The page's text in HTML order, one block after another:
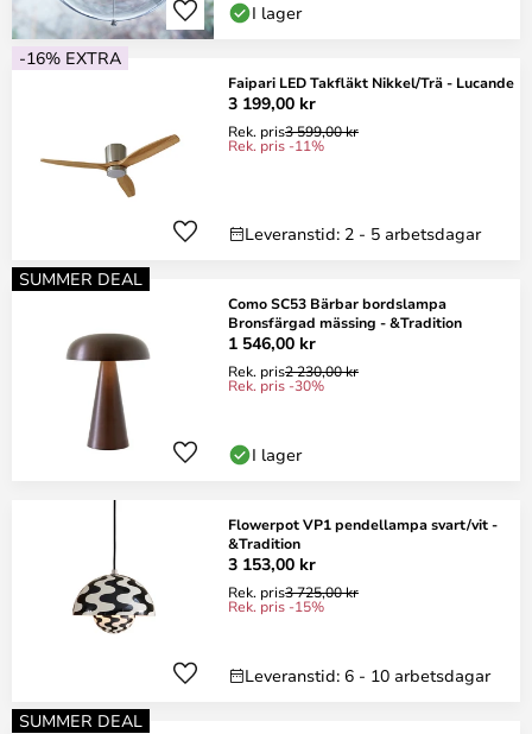
I lager
-16% EXTRA
Faipari LED Takfläkt Nikkel/Trä - Lucande
3 199,00 kr
Rek. pris3 599,00 kr
Rek. pris -11%
Leveranstid: 2 - 5 arbetsdagar
SUMMER DEAL
Como SC53 Bärbar bordslampa
Bronsfärgad mässing - &Tradition
1 546,00 kr
Rek. pris2 230,00 kr
Rek. pris -30%
I lager
Flowerpot VP1 pendellampa svart/vit -
&Tradition
3 153,00 kr
Rek. pris3 725,00 kr
Rek. pris -15%
Leveranstid: 6 - 10 arbetsdagar
SUMMER DEAL